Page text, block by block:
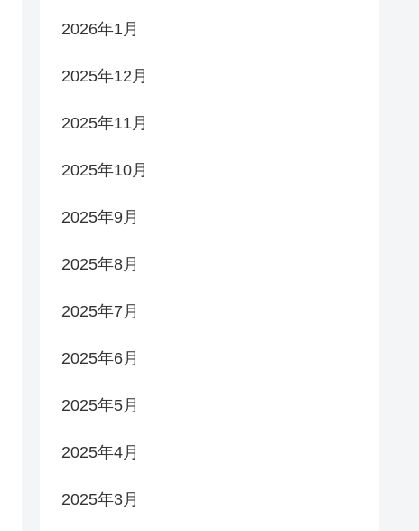
2026年1月
2025年12月
2025年11月
2025年10月
2025年9月
2025年8月
2025年7月
2025年6月
2025年5月
2025年4月
2025年3月